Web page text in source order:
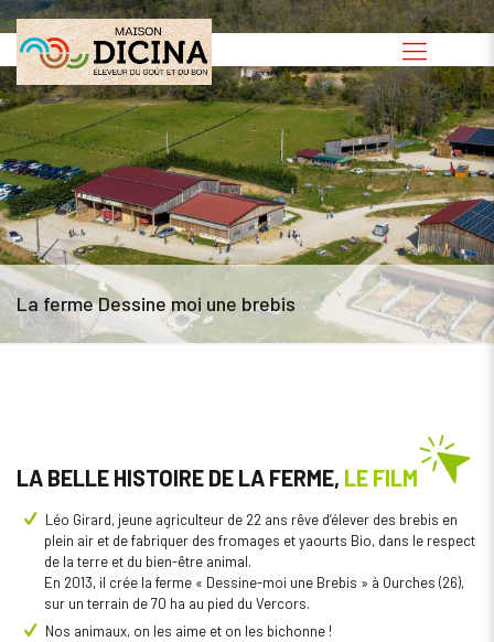
La ferme Dessine moi une brebis
LA BELLE HISTOIRE DE LA FERME, LE FILM
Léo Girard, jeune agriculteur de 22 ans rêve d’élever des brebis en
plein air et de fabriquer des fromages et yaourts Bio, dans le respect
de la terre et du bien-être animal.
En 2013, il crée la ferme « Dessine-moi une Brebis » à Ourches (26),
sur un terrain de 70 ha au pied du Vercors.
Nos animaux, on les aime et on les bichonne !